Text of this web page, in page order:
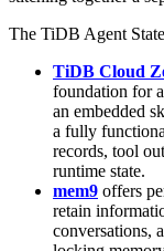
than scattered across
together.
"The agents our
millions of database
Agents need a
at once, and
is that backbone,"
"The TiDB Agent
specialized tools for
teams finally move
stitching together a